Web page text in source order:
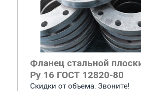
Фланец стальной
Ру 16 ГОСТ 12820-80
Скидки от объема. Звоните!